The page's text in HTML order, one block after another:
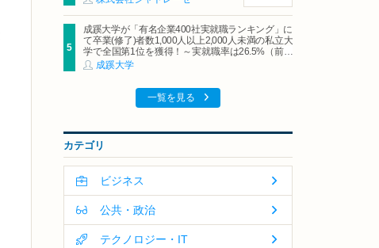
成蹊大学が「有名企業400社実就職ランキング」に
て卒業(修了)者数1,000人以上2,000人未満の私立大
学で全国第1位を獲得！～実就職率は26.5%（前年
比＋4.3pt）に伸長、東京の私立大学でも10位にラ
ンクイン～
成蹊大学
一覧を見る
カテゴリ
ビジネス
公共・政治
テクノロジー・IT